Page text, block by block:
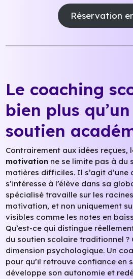
Réservation
Le coaching
bien plus
soutien
Contrairement aux idées reçues,
motivation ne se limite pas à du
matières difficiles. Il s’agit
s’intéresse à l’élève dans sa
spécialisé travaille sur les
motivation, et non uniquement
visibles comme les notes en
Qu’est-ce qui distingue
du soutien scolaire traditionnel ?
dimension psychologique. Un
pour qu’il retrouve confiance en
développe son autonomie et